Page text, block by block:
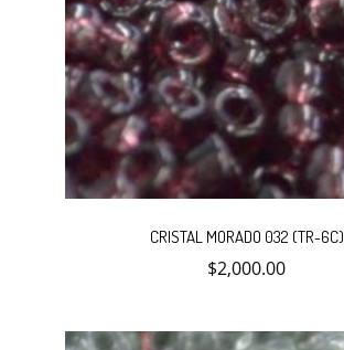
CRISTAL MORADO 032 (TR-6C)
$2,000.00